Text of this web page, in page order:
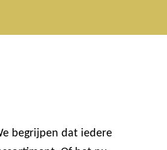
begrijpen dat iedere